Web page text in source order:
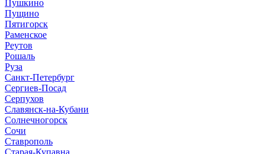
Пушкино
Пущино
Пятигорск
Раменское
Реутов
Рошаль
Руза
Санкт-Петербург
Сергиев-Посад
Серпухов
Славянск-на-Кубани
Солнечногорск
Сочи
Ставрополь
Старая-Купавна